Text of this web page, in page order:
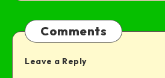
Comments
Leave a Reply